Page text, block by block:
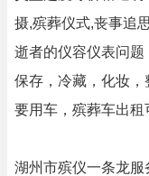
摄,殡葬仪式,丧事追
逝者的仪容仪表问
保存，冷藏，化妆
要用车，殡葬车出租
湖州市殡仪一条龙服